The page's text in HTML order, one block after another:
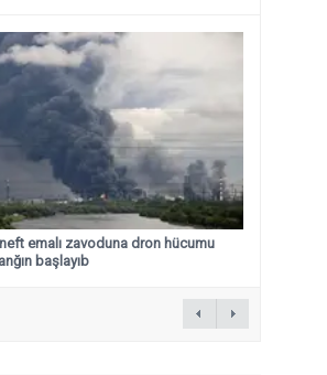
emalı zavoduna dron hücumu
başlayıb